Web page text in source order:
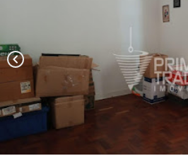
chevron_left